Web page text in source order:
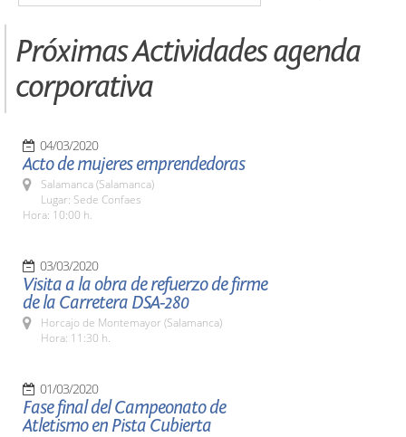
Próximas Actividades agenda
corporativa
04/03/2020
Acto de mujeres emprendedoras
Salamanca (Salamanca)
Lugar: Sede Confaes
Hora: 10:00 h.
03/03/2020
Visita a la obra de refuerzo de firme
de la Carretera DSA-280
Horcajo de Montemayor (Salamanca)
Hora: 11:30 h.
01/03/2020
Fase final del Campeonato de
Atletismo en Pista Cubierta